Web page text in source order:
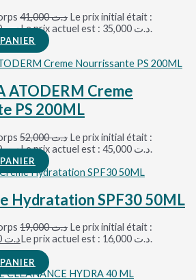
د.ت41,000
Le prix initial était :
د.ت35,000 Le prix actuel est : د.ت 35,000.
ATODERM Creme
PS 200ML
د.ت52,000
Le prix initial était :
د.ت45,000 Le prix actuel est : د.ت 45,000.
Hydratation SPF30 50ML
د.ت19,000
Le prix initial était :
د.ت
Le prix actuel est : د.ت 16,000.